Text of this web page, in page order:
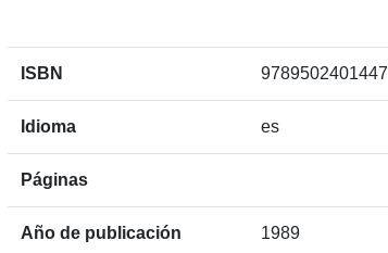
ISBN 9789502401447
Idioma es
Páginas
Año de publicación 1989